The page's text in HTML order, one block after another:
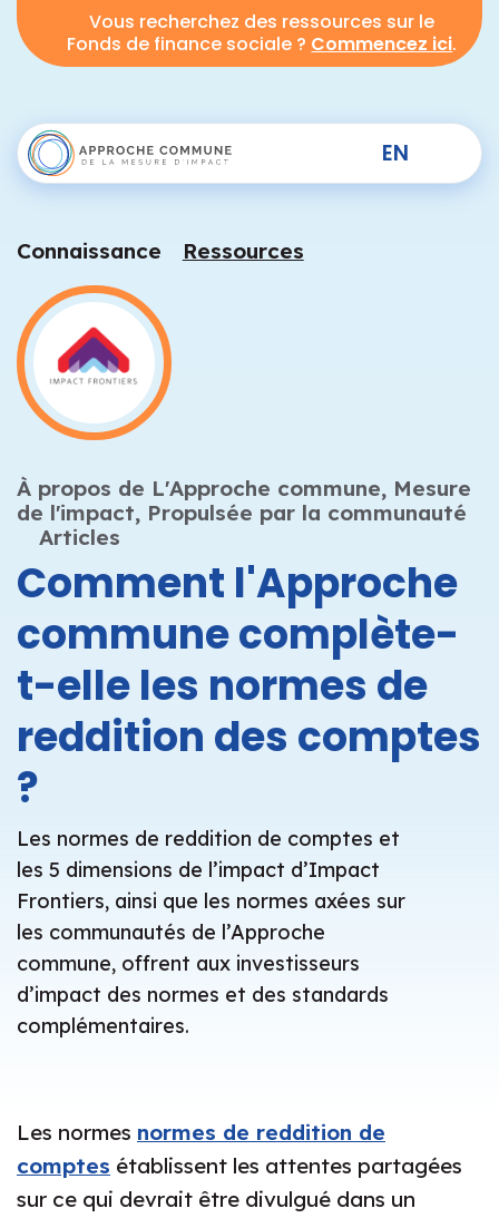
Vous recherchez des ressources sur le
Fonds de finance sociale ? Commencez ici.
EN
Connaissance Ressources
À propos de L'Approche commune, Mesure
de l'impact, Propulsée par la communauté
Articles
Comment l'Approche
commune complète-
t-elle les normes de
reddition des comptes
?
Les normes de reddition de comptes et
les 5 dimensions de l’impact d’Impact
Frontiers, ainsi que les normes axées sur
les communautés de l’Approche
commune, offrent aux investisseurs
d’impact des normes et des standards
complémentaires.
Les normes normes de reddition de
comptes établissent les attentes partagées
sur ce qui devrait être divulgué dans un